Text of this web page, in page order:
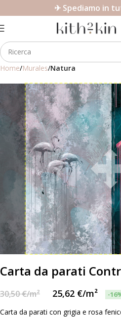
✈ Spediamo in
Home Murales Natura
Carta da parati
30,50€/m² 25,62 €/m² -
Carta da parati con grigia e rosa